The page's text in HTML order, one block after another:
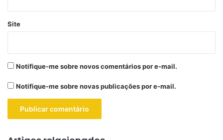
Site
Notifique-me sobre novos comentários por e-mail.
Notifique-me sobre novas publicações por e-mail.